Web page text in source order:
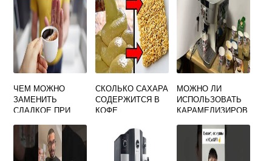
ЧЕМ МОЖНО
ЗАМЕНИТЬ
СЛАДКОЕ ПРИ
КОФЕ
СКОЛЬКО САХАРА
СОДЕРЖИТСЯ В
КОФЕ
МОЖНО ЛИ
ИСПОЛЬЗОВАТЬ
КАРАМЕЛИЗИРОВ
КОФЕМАШИНЕ